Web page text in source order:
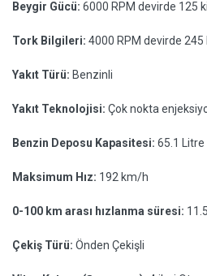
Beygir Gücü: 6000 RPM devirde 125
Tork Bilgileri: 4000 RPM devirde
Yakıt Türü: Benzinli
Yakıt Teknolojisi: Çok nokta
Benzin Deposu Kapasitesi: 65.1 Litre
Maksimum Hız: 192 km/h
0-100 km arası hızlanma süresi:
Çekiş Türü: Önden Çekişli